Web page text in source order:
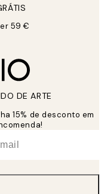
59 €
DE ARTE
15% de desconto em